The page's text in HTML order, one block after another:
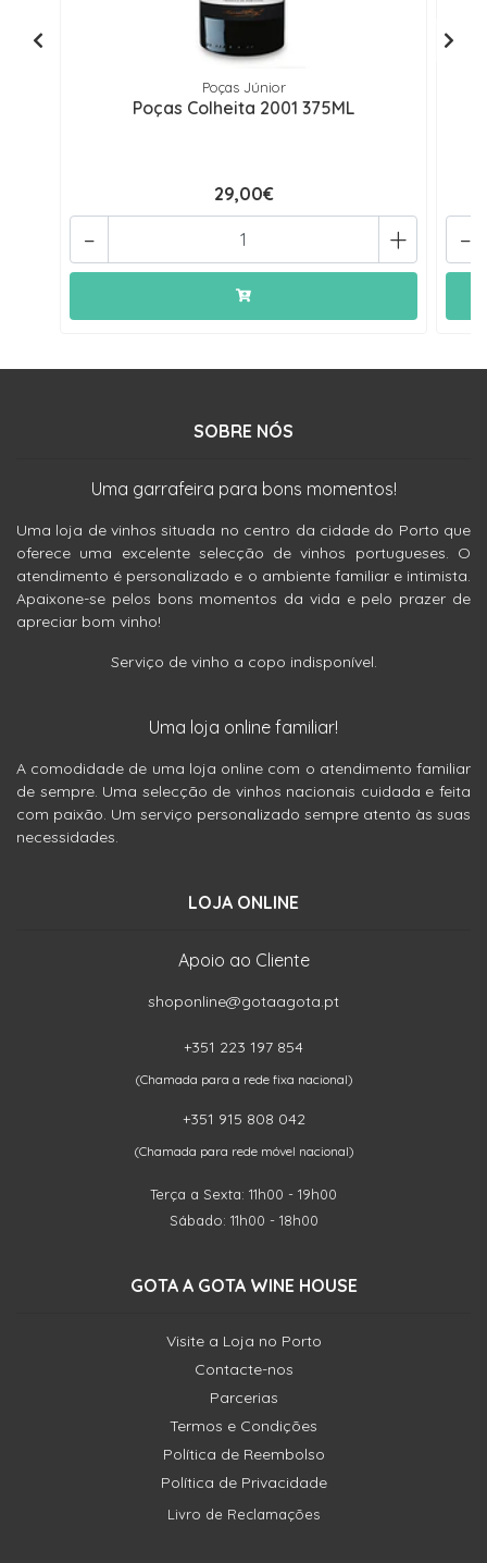
Poças Júnior
Poças Colheita 2001 375ML
29,00€
+
- -
SOBRE NÓS
Uma garrafeira para bons momentos!
Uma loja de vinhos situada no centro da cidade do Porto que
oferece uma excelente selecção de vinhos portugueses. O
atendimento é personalizado e o ambiente familiar e intimista.
Apaixone-se pelos bons momentos da vida e pelo prazer de
apreciar bom vinho!
Serviço de vinho a copo indisponível.
Uma loja online familiar!
A comodidade de uma loja online com o atendimento familiar
de sempre. Uma selecção de vinhos nacionais cuidada e feita
com paixão. Um serviço personalizado sempre atento às suas
necessidades.
LOJA ONLINE
Apoio ao Cliente
shoponline@gotaagota.pt
+351 223 197 854
(Chamada para a rede fixa nacional)
+351 915 808 042
(Chamada para rede móvel nacional)
Terça a Sexta: 11h00 - 19h00
Sábado: 11h00 - 18h00
GOTA A GOTA WINE HOUSE
Visite a Loja no Porto
Contacte-nos
Parcerias
Termos e Condições
Política de Reembolso
Política de Privacidade
Livro de Reclamações